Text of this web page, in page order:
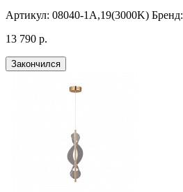
Артикул: 08040-1A,19(3000K) Бренд:
13 790 р.
Закончился